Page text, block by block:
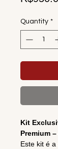
Quantity *
Kit
Premium
Este kit é